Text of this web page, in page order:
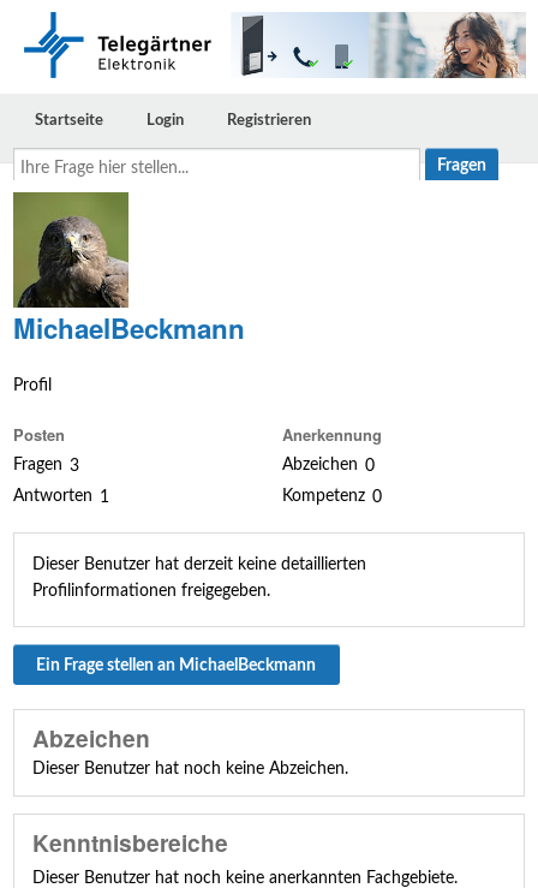
Ihre
Frage
Startseite Login Registrieren
MichaelBeckmann
Profil
Posten
Fragen 3
Antworten 1
Anerkennung
Abzeichen 0
Kompetenz 0
Dieser Benutzer hat derzeit keine detaillierten
Profilinformationen freigegeben.
Ein Frage stellen an MichaelBeckmann
Abzeichen
Dieser Benutzer hat noch keine Abzeichen.
Kenntnisbereiche
Dieser Benutzer hat noch keine anerkannten Fachgebiete.